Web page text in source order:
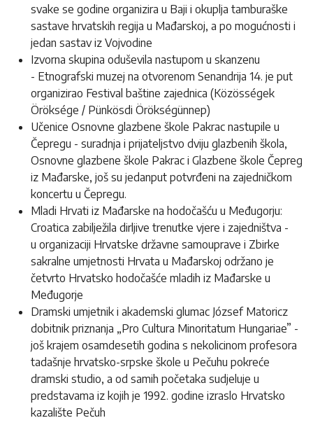
svake se godine organizira u Baji i okuplja tamburaške
sastave hrvatskih regija u Mađarskoj, a po mogućnosti i
jedan sastav iz Vojvodine
Izvorna skupina oduševila nastupom u skanzenu
- Etnografski muzej na otvorenom Senandrija 14. je put
organizirao Festival baštine zajednica (Közösségek
Öröksége / Pünkösdi Örökségünnep)
Učenice Osnovne glazbene škole Pakrac nastupile u
Čepregu - suradnja i prijateljstvo dviju glazbenih škola,
Osnovne glazbene škole Pakrac i Glazbene škole Čepreg
iz Mađarske, još su jedanput potvrđeni na zajedničkom
koncertu u Čepregu.
Mladi Hrvati iz Mađarske na hodočašću u Međugorju:
Croatica zabilježila dirljive trenutke vjere i zajedništva -
u organizaciji Hrvatske državne samouprave i Zbirke
sakralne umjetnosti Hrvata u Mađarskoj održano je
četvrto Hrvatsko hodočašće mladih iz Mađarske u
Međugorje
Dramski umjetnik i akademski glumac József Matoricz
dobitnik priznanja „Pro Cultura Minoritatum Hungariae” -
još krajem osamdesetih godina s nekolicinom profesora
tadašnje hrvatsko-srpske škole u Pečuhu pokreće
dramski studio, a od samih početaka sudjeluje u
predstavama iz kojih je 1992. godine izraslo Hrvatsko
kazalište Pečuh